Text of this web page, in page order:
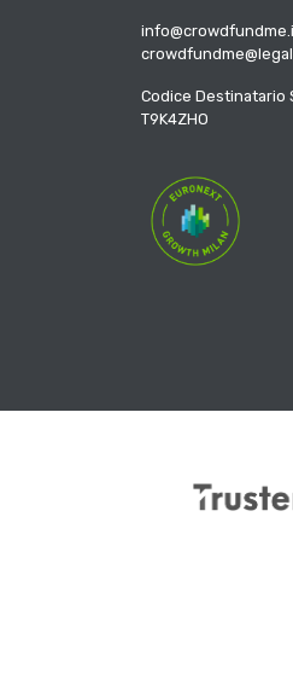
Codice Destinatario
T9K4ZHO